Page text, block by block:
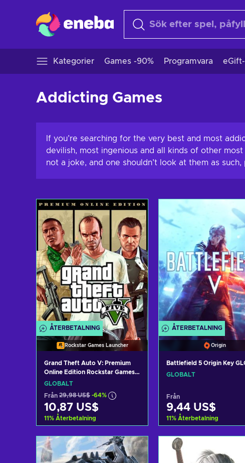
Kategorier Games -90% Programvara
Addicting Games
If you’re searching for the very best and most
devilish, most ingenious and all kinds of other
not a joke, and one shouldn’t look at them as
ÅTERBETALNING
Rockstar Games Launcher
Grand Theft Auto V: Premium
Online Edition Rockstar Games
Launcher Key GLOBAL
GLOBALT
Från 29,98 US$ -64%
10,87 US$
11% Återbetalning
Lägg till i varukorgen
View offers
ÅTERBETALNING
Origin
Battlefield 5 Origin Key
GLOBALT
Från
9,44 US$
11% Återbetalning
Lägg till i
View offers